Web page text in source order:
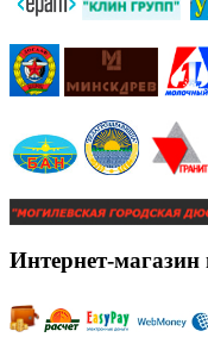
Интернет-